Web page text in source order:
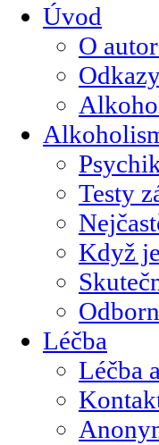
Úvod
O
Testy
Když
Léčba
Léčba